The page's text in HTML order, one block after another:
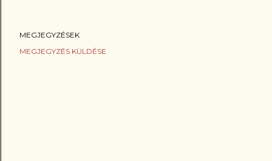
MEGJEGYZÉSEK
MEGJEGYZÉS KÜLDÉSE